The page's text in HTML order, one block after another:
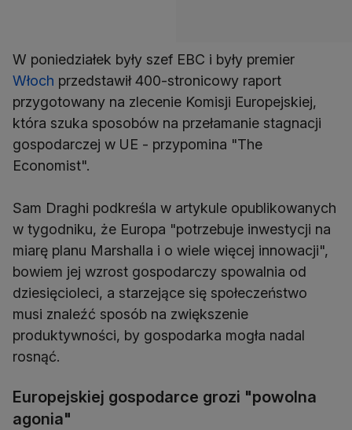
W poniedziałek były szef EBC i były premier
Włoch przedstawił 400-stronicowy raport
przygotowany na zlecenie Komisji Europejskiej,
która szuka sposobów na przełamanie stagnacji
gospodarczej w UE - przypomina "The
Economist".
Sam Draghi podkreśla w artykule opublikowanych
w tygodniku, że Europa "potrzebuje inwestycji na
miarę planu Marshalla i o wiele więcej innowacji",
bowiem jej wzrost gospodarczy spowalnia od
dziesięcioleci, a starzejące się społeczeństwo
musi znaleźć sposób na zwiększenie
produktywności, by gospodarka mogła nadal
rosnąć.
Europejskiej gospodarce grozi "powolna
agonia"